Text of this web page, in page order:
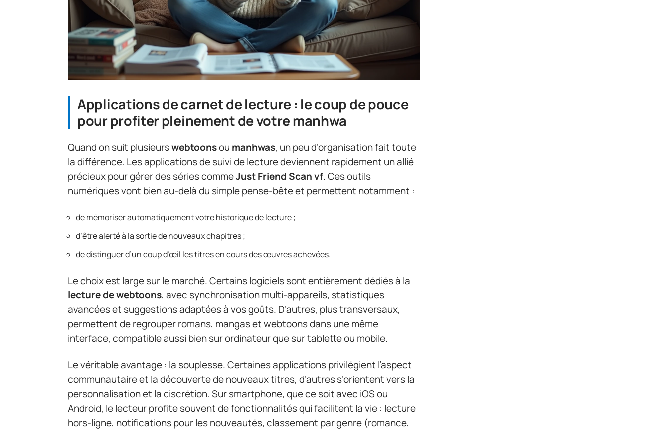
Applications de carnet de lecture : le coup de pouce
pour profiter pleinement de votre manhwa
Quand on suit plusieurswebtoonsou manhwas, un peu d’organisation fait toute
la différence. Les applications de suivi de lecture deviennent rapidement un allié
précieux pour gérer des séries commeJust Friend Scan vf. Ces outils
numériques vont bien au-delà du simple pense-bête et permettent notamment :
de mémoriser automatiquement votre historique de lecture ;
d’être alerté à la sortie de nouveaux chapitres ;
de distinguer d’un coup d’œil les titres en cours des œuvres achevées.
Le choix est large sur le marché. Certains logiciels sont entièrement dédiés à la
lecture de webtoons, avec synchronisation multi-appareils, statistiques
avancées et suggestions adaptées à vos goûts. D’autres, plus transversaux,
permettent de regrouper romans, mangas et webtoons dans une même
interface, compatible aussi bien sur ordinateur que sur tablette ou mobile.
Le véritable avantage : la souplesse. Certaines applications privilégient l’aspect
communautaire et la découverte de nouveaux titres, d’autres s’orientent vers la
personnalisation et la discrétion. Sur smartphone, que ce soit avec iOS ou
Android, le lecteur profite souvent de fonctionnalités qui facilitent la vie : lecture
hors-ligne, notifications pour les nouveautés, classement par genre (romance,